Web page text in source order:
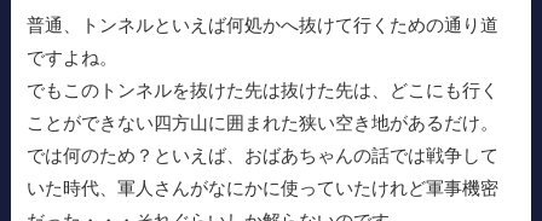
普通、トンネルといえば何処かへ抜けて行くための通り道
ですよね。
でもこのトンネルを抜けた先は抜けた先は、どこにも行く
ことができない四方山に囲まれた狭い空き地があるだけ。
では何のため？といえば、おばあちゃんの話では戦争して
いた時代、軍人さんがなにかに使っていたけれど軍事機密